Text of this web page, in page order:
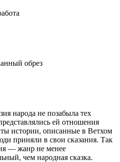
обрез
народа не позабыла тех
ей отношения
истории, описанные в Ветхом
приняли в свои сказания. Так
— жанр не менее
чем народная сказка.